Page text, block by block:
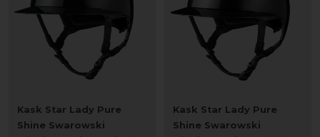
Kask Star Lady Pure
Shine Swarowski
Kask Star Lady Pure
Shine Swarowski